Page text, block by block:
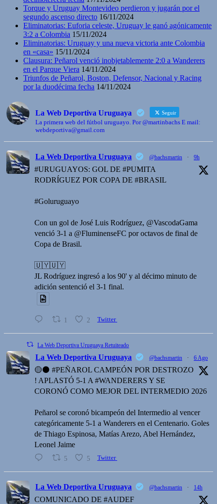
Torque y Uruguay Montevideo perdieron y jugarán por el
segundo ascenso directo 16/11/2024
Eliminatorias: Euforia celeste, Uruguay le ganó agónicamente
3:2 a Colombia 15/11/2024
Eliminatorias: Uruguay y una nueva victoria ante Colombia
en «casa» 15/11/2024
Clausura: Peñarol venció inobjetablemente 2:0 a Wanderers
en el Parque Viera 14/11/2024
Triunfos de Peñarol, Boston, Defensor, Nacional y Racing
por la duodécima fecha 14/11/2024
La Web Deportiva Uruguaya Seguir
La primera web del fútbol uruguayo. Por @martinbachs E mail:
webdeportiva@gmail.com
La Web Deportiva Uruguaya @bachsmartin · 9h
#URUGUAYOS: GOL DE #PUMITA
RODRÍGUEZ POR COPA DE #BRASIL
#Goluruguayo
Con un gol de José Luis Rodríguez, @VascodaGama
venció 3-1 a @FluminenseFC por octavos de final de
Copa de Brasil.
🇺🇾🇺🇾
JL Rodríguez ingresó a los 90' y al décimo minuto de
adición sentenció el 3-1 final.
1 2 Twitter
La Web Deportiva Uruguaya Retuiteado
La Web Deportiva Uruguaya @bachsmartin · 6 Ago
🟡⚫️ #PEÑAROL CAMPEÓN POR DESTROZO
! APLASTÓ 5-1 A #WANDERERS Y SE
CORONÓ COMO MEJOR DEL INTERMEDIO 2026
Peñarol se coronó bicampeón del Intermedio al vencer
categóricamente 5-1 a Wanderers en el Centenario. Goles
de Thiago Espinosa, Matías Arezo, Abel Hernández,
Leonel Jaime
5 5 Twitter
La Web Deportiva Uruguaya @bachsmartin · 14h
COMUNICADO DE #AUDEF